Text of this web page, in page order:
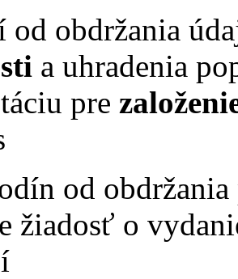
od obdržania
a uhradenia
pre
od
žiadosť o